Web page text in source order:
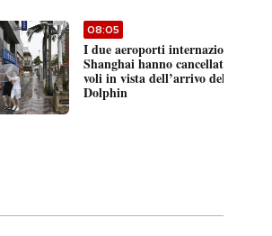
08:05
I due aeroporti internazionali di
Shanghai hanno cancellato più di
voli in vista dell’arrivo del tifone
Dolphin